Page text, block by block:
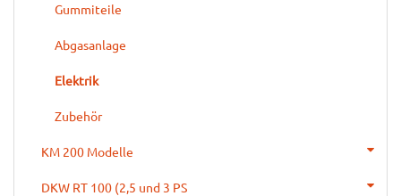
Gummiteile
Abgasanlage
Elektrik
Zubehör
KM 200 Modelle
DKW RT 100 (2,5 und 3 PS